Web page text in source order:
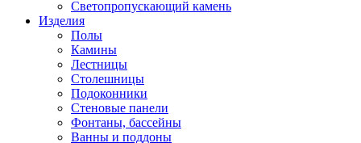
Светопропускающий камень
Изделия
Полы
Камины
Лестницы
Столешницы
Подоконники
Стеновые панели
Фонтаны, бассейны
Ванны и поддоны